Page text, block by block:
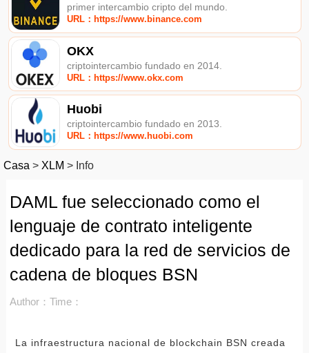
primer intercambio cripto del mundo.
URL：https://www.binance.com
OKX
criptointercambio fundado en 2014.
URL：https://www.okx.com
Huobi
criptointercambio fundado en 2013.
URL：https://www.huobi.com
Casa > XLM > Info
DAML fue seleccionado como el
lenguaje de contrato inteligente
dedicado para la red de servicios de
cadena de bloques BSN
Author： Time：
La infraestructura nacional de blockchain BSN creada